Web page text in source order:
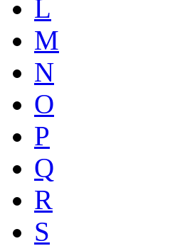
L
M
N
O
P
Q
R
S